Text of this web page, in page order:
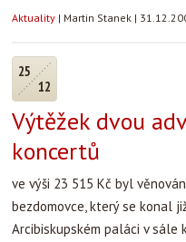
Aktuality | Martin Stanek |
25
12
Výtěžek dvou
koncertů
ve výši 23 515 Kč byl
bezdomovce, který se konal
Arcibiskupském paláci v sále